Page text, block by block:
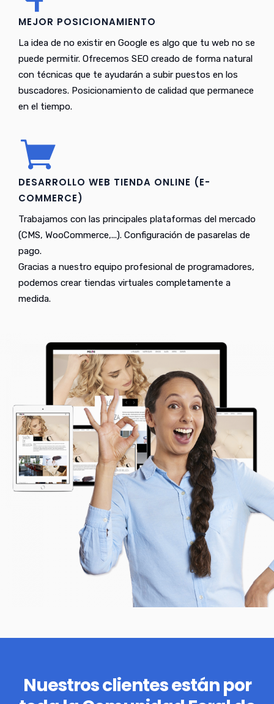
MEJOR POSICIONAMIENTO
La idea de no existir en Google es algo que tu web no se
puede permitir. Ofrecemos SEO creado de forma natural
con técnicas que te ayudarán a subir puestos en los
buscadores. Posicionamiento de calidad que permanece
en el tiempo.
DESARROLLO WEB TIENDA ONLINE (E-
COMMERCE)
Trabajamos con las principales plataformas del mercado
(CMS, WooCommerce,...). Configuración de pasarelas de
pago.
Gracias a nuestro equipo profesional de programadores,
podemos crear tiendas virtuales completamente a
medida.
Nuestros clientes están por